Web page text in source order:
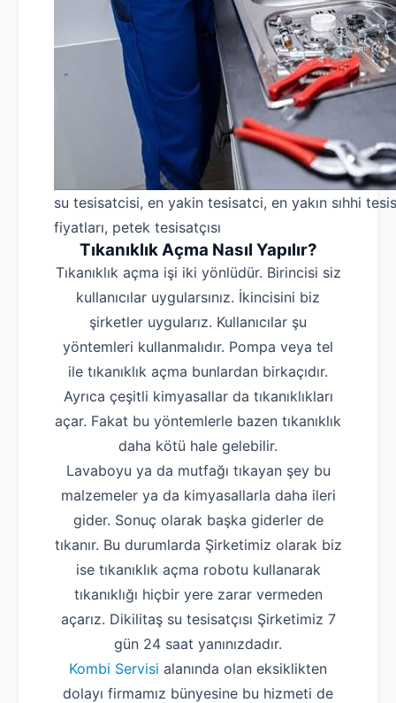
su tesisatcisi, en yakin tesisatci, en yakın sıhhi
fiyatları, petek tesisatçısı
Tıkanıklık Açma Nasıl Yapılır?
Tıkanıklık açma işi iki yönlüdür. Birincisi siz
kullanıcılar uygularsınız. İkincisini biz
şirketler uygularız. Kullanıcılar şu
yöntemleri kullanmalıdır. Pompa veya tel
ile tıkanıklık açma bunlardan birkaçıdır.
Ayrıca çeşitli kimyasallar da tıkanıklıkları
açar. Fakat bu yöntemlerle bazen tıkanıklık
daha kötü hale gelebilir.
Lavaboyu ya da mutfağı tıkayan şey bu
malzemeler ya da kimyasallarla daha ileri
gider. Sonuç olarak başka giderler de
tıkanır. Bu durumlarda Şirketimiz olarak biz
ise tıkanıklık açma robotu kullanarak
tıkanıklığı hiçbir yere zarar vermeden
açarız. Dikilitaş su tesisatçısı Şirketimiz 7
gün 24 saat yanınızdadır.
Kombi Servisi alanında olan eksiklikten
dolayı firmamız bünyesine bu hizmeti de